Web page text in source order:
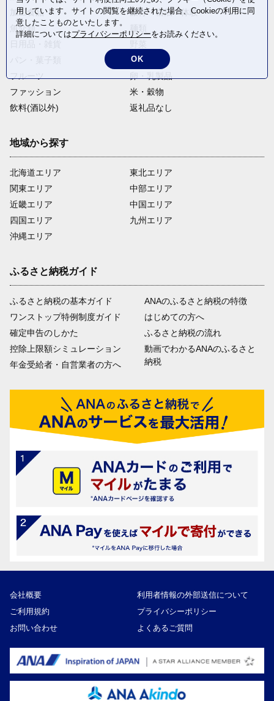
加工食品
旅行・宿泊・体験
魚介類
電化製品
ファッション
米・穀物
飲料(酒以外)
返礼品なし
地域から探す
北海道エリア
関東エリア
近畿エリア
四国エリア
沖縄エリア
東北エリア
中部エリア
中国エリア
九州エリア
ふるさと納税ガイド
ふるさと納税の基本ガイド
ワンストップ特例制度ガイド
確定申告のしかた
控除上限額シミュレーション
年金受給者・自営業者の方へ
ANAのふるさと納税の特徴
はじめての方へ
ふるさと納税の流れ
動画でわかるANAのふるさと
納税
会社概要
利用者情報の外部送信について
ご利用規約
プライバシーポリシー
お問い合わせ
よくあるご質問
用しています。サイトの閲覧を継続された場合、Cookieの利用に同
意したことものといたします。
詳細についてはプライバシーポリシーをお読みください。
OK